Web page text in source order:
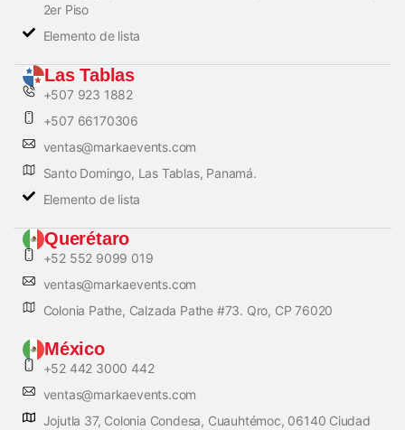
2er Piso
Elemento de lista
Las Tablas
+507 923 1882
+507 66170306
ventas@markaevents.com
Santo Domingo, Las Tablas, Panamá.
Elemento de lista
Querétaro
+52 552 9099 019
ventas@markaevents.com
Colonia Pathe, Calzada Pathe #73. Qro, CP 76020
México
+52 442 3000 442
ventas@markaevents.com
Jojutla 37, Colonia Condesa, Cuauhtémoc, 06140 Ciudad